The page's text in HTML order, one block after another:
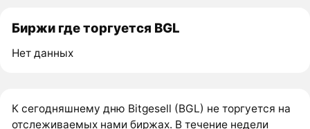
Биржи где торгуется BGL
Нет данных
К сегодняшнему дню Bitgesell (BGL) не торгуется на
отслеживаемых нами биржах. В течение недели